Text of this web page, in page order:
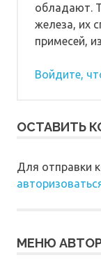
обладают.
железа, их
примесей,
Войдите,
ОСТАВИТЬ
Для отправки
МЕНЮ